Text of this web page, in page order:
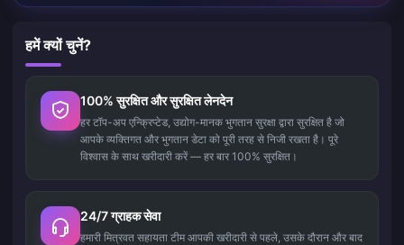
हमें क्यों चुनें?
100% सुरक्षित और सुरक्षित लेनदेन
हर टॉप-अप एन्क्रिप्टेड, उद्योग-मानक भुगतान सुरक्षा द्वारा सुरक्षित है जो
आपके व्यक्तिगत और भुगतान डेटा को पूरी तरह से निजी रखता है। पूरे
विश्वास के साथ खरीदारी करें — हर बार 100% सुरक्षित।
24/7 ग्राहक सेवा
हमारी मित्रवत सहायता टीम आपकी खरीदारी से पहले, उसके दौरान और बाद